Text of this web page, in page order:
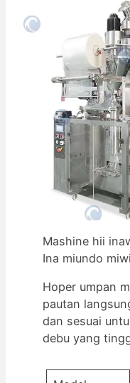
Mashine hii
Ina miundo
Hoper umpan
pautan
dan sesuai
debu yang